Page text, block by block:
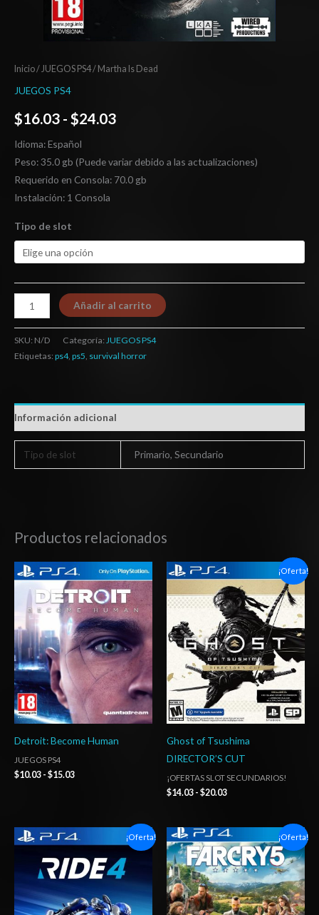
Inicio/ JUEGOS PS4/ Martha Is Dead
JUEGOS PS4
$16.03 - $24.03
Idioma: Español
Peso: 35.0 gb (Puede variar debido a las actualizaciones)
Requerido en Consola: 70.0 gb
Instalación: 1 Consola
Tipo de slot
Añadir al carrito
SKU: N/D Categoría: JUEGOS PS4
Etiquetas: ps4, ps5, survival horror
Información adicional
Tipo de slot Primario, Secundario
Productos relacionados
Detroit: Become Human
JUEGOS PS4
$10.03 - $15.03
Rango
de
precios:
desde
$10.03
hasta
$15.03
¡Oferta!
Ghost of Tsushima
DIRECTOR’S CUT
¡OFERTAS SLOT SECUNDARIOS!
$14.03 - $20.03
de
precios:
desde
$14.03
hasta
$20.03
¡Oferta!
Rango
de
precios:
desde
$6.03
hasta
$10.03
¡Oferta!
Rango
de
precios:
desde
$6.03
hasta
$10.03